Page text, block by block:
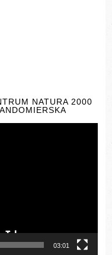
NATURA 2000
03:01